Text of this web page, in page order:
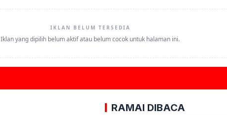
IKLAN BELUM TERSEDIA
Iklan yang dipilih belum aktif atau belum cocok untuk halaman ini.
RAMAI DIBACA